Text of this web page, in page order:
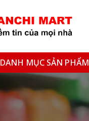
DANH MỤC SẢN PHẨM